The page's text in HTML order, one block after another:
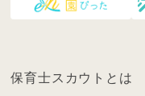
ン保育士スカウトとは